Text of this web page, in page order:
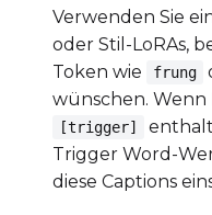
Verwenden Sie
oder Stil-LoRAs,
Token wie
frung
wünschen. Wenn
[trigger]
Trigger Word-
diese Captions